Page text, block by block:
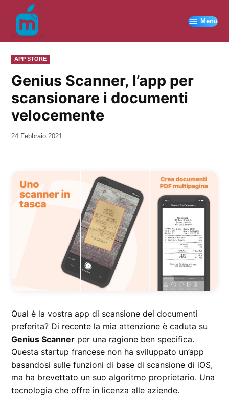
contenuto
Menu
PUBBLICATO
IN
APP STORE
Genius Scanner, l’app per
scansionare i documenti
velocemente
da
24 Febbraio 2021
Qual è la vostra app di scansione dei documenti
preferita? Di recente la mia attenzione è caduta su
Genius Scanner per una ragione ben specifica.
Questa startup francese non ha sviluppato un’app
basandosi sulle funzioni di base di scansione di iOS,
ma ha brevettato un suo algoritmo proprietario. Una
tecnologia che offre in licenza alle aziende.